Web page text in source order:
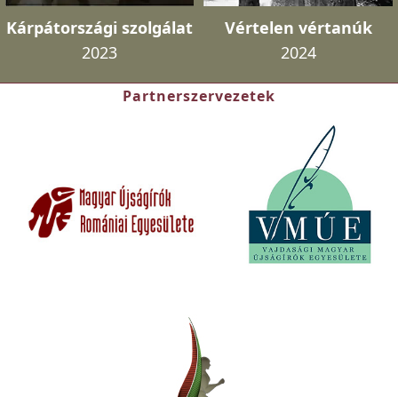
Kárpátországi szolgálat
2023
Vértelen vértanúk
2024
Partnerszervezetek